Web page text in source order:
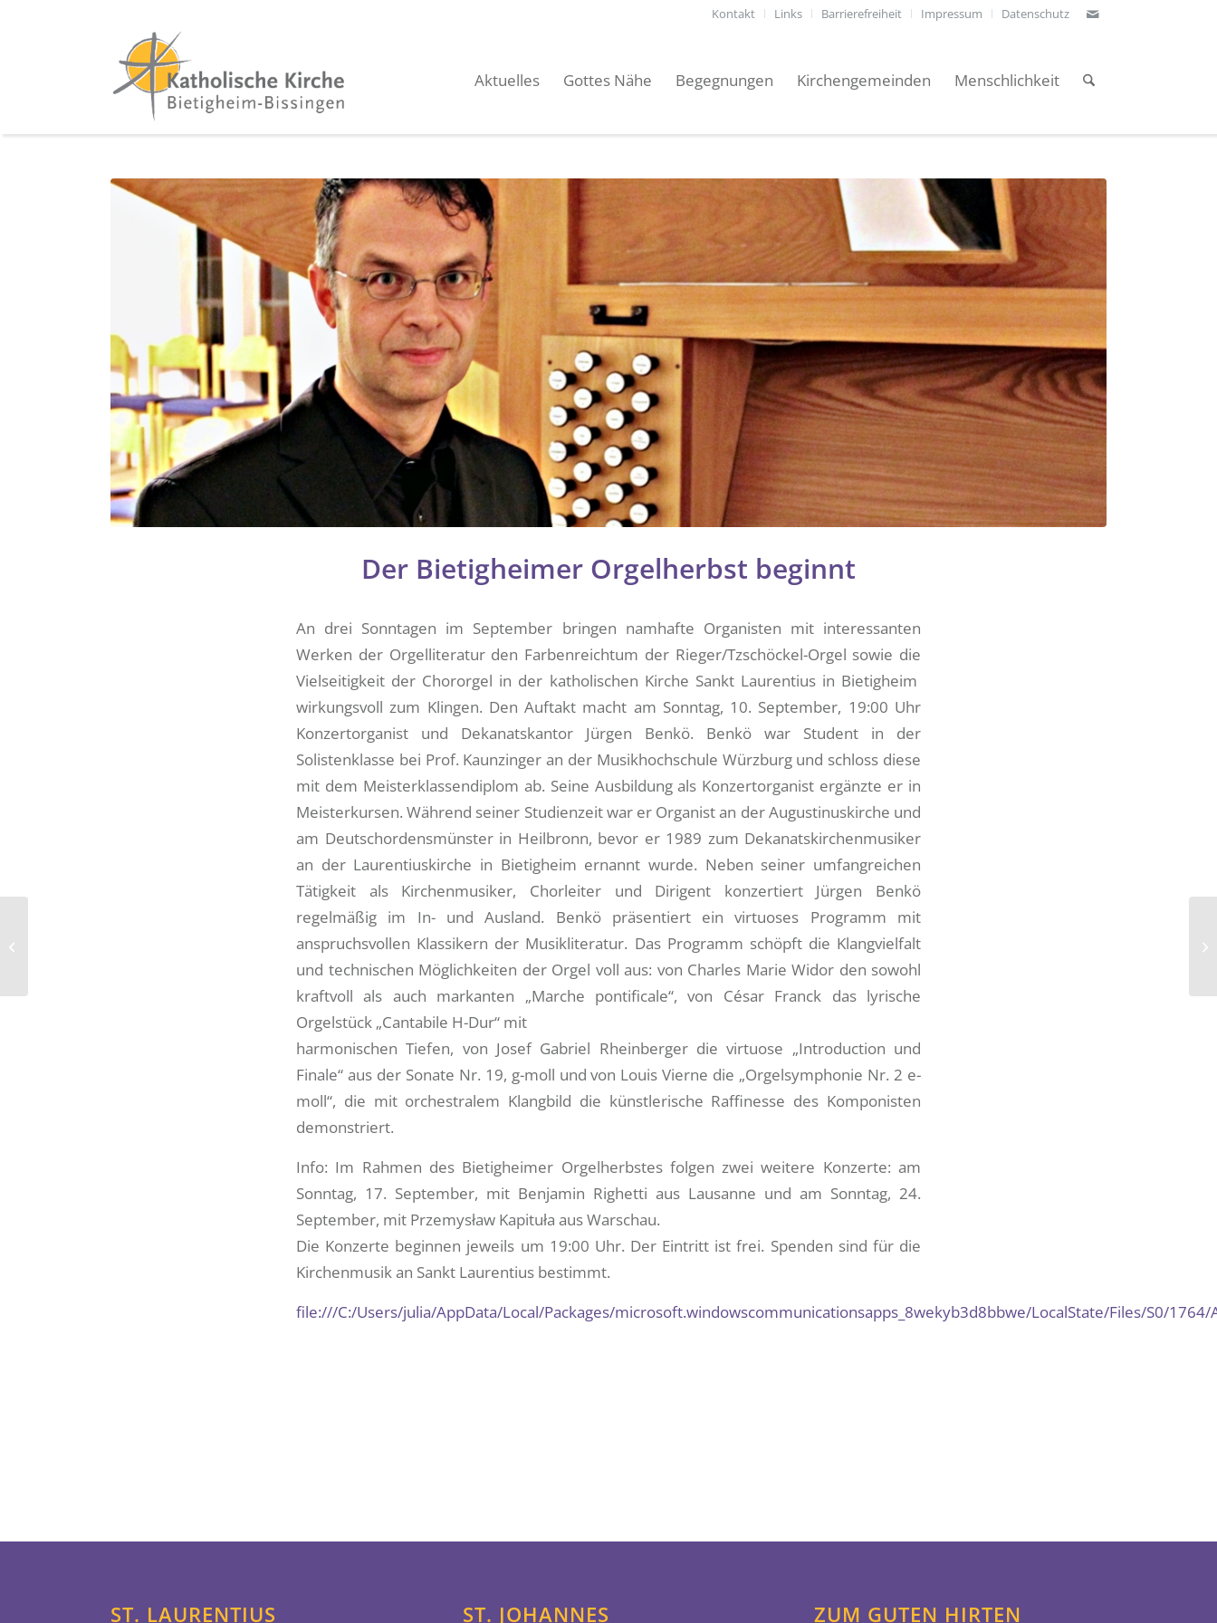
Kontakt Links Barrierefreiheit Impressum Datenschutz
Aktuelles Gottes Nähe Begegnungen Kirchengemeinden Menschlichkeit
Der Bietigheimer Orgelherbst beginnt
An drei Sonntagen im September bringen namhafte Organisten mit interessanten
Werken der Orgelliteratur den Farbenreichtum der Rieger/Tzschöckel-Orgel sowie die
Vielseitigkeit der Chororgel in der katholischen Kirche Sankt Laurentius in Bietigheim
wirkungsvoll zum Klingen. Den Auftakt macht am Sonntag, 10. September, 19:00 Uhr
Konzertorganist und Dekanatskantor Jürgen Benkö. Benkö war Student in der
Solistenklasse bei Prof. Kaunzinger an der Musikhochschule Würzburg und schloss diese
mit dem Meisterklassendiplom ab. Seine Ausbildung als Konzertorganist ergänzte er in
Meisterkursen. Während seiner Studienzeit war er Organist an der Augustinuskirche und
am Deutschordensmünster in Heilbronn, bevor er 1989 zum Dekanatskirchenmusiker
an der Laurentiuskirche in Bietigheim ernannt wurde. Neben seiner umfangreichen
Tätigkeit als Kirchenmusiker, Chorleiter und Dirigent konzertiert Jürgen Benkö
regelmäßig im In- und Ausland. Benkö präsentiert ein virtuoses Programm mit
anspruchsvollen Klassikern der Musikliteratur. Das Programm schöpft die Klangvielfalt
und technischen Möglichkeiten der Orgel voll aus: von Charles Marie Widor den sowohl
kraftvoll als auch markanten „Marche pontificale“, von César Franck das lyrische
Orgelstück „Cantabile H-Dur“ mit
harmonischen Tiefen, von Josef Gabriel Rheinberger die virtuose „Introduction und
Finale“ aus der Sonate Nr. 19, g-moll und von Louis Vierne die „Orgelsymphonie Nr. 2 e-
moll“, die mit orchestralem Klangbild die künstlerische Raffinesse des Komponisten
demonstriert.
Info: Im Rahmen des Bietigheimer Orgelherbstes folgen zwei weitere Konzerte: am
Sonntag, 17. September, mit Benjamin Righetti aus Lausanne und am Sonntag, 24.
September, mit Przemysław Kapituła aus Warschau.
Die Konzerte beginnen jeweils um 19:00 Uhr. Der Eintritt ist frei. Spenden sind für die
Kirchenmusik an Sankt Laurentius bestimmt.
file:///C:/Users/julia/AppData/Local/Packages/microsoft.windowscommunicationsapps_8wekyb3d8bbwe/LocalState/Files/S0/
ST. LAURENTIUS ST. JOHANNES ZUM GUTEN HIRTEN